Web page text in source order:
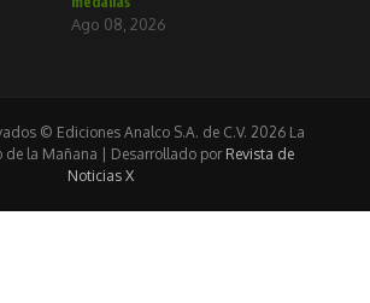
Ago 08, 2026
© Ediciones Analco S.A. de C.V. 2026 La
de la Mañana | Desarrollado por Revista de
Noticias X